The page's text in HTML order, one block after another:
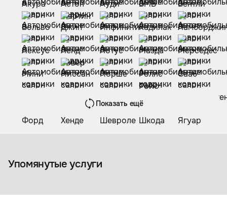
Показать ещё
Упомянутые услуги
Коврики из экокожи